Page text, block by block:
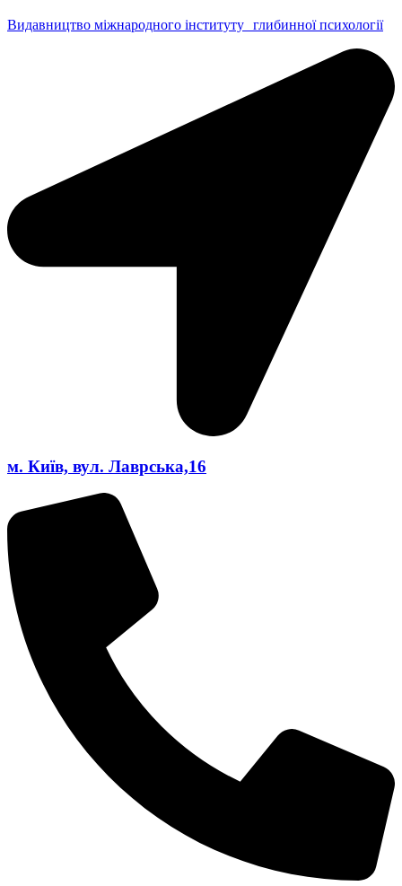
Видавництво міжнародного інституту глибинної психології
м. Київ, вул. Лаврська,16